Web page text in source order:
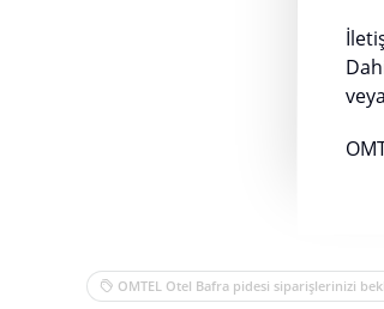
OMTEL Otel Bafra pidesi siparişlerinizi